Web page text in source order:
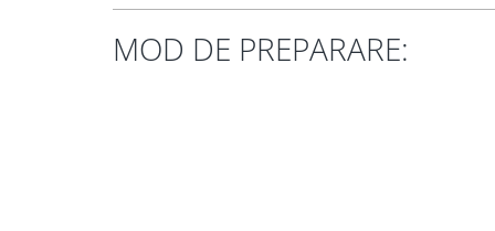
MOD DE PREPARARE: